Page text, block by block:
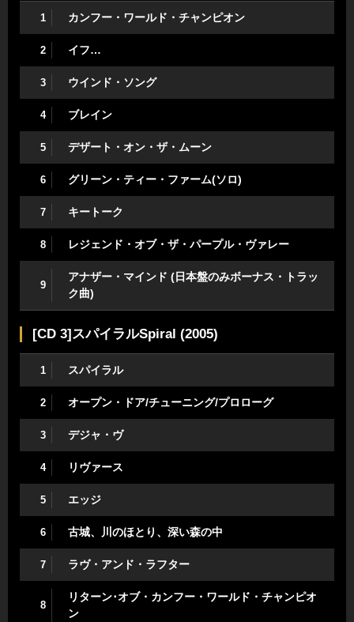
1 カンフー・ワールド・チャンピオン
2 イフ…
3 ウインド・ソング
4 ブレイン
5 デザート・オン・ザ・ムーン
6 グリーン・ティー・ファーム(ソロ)
7 キートーク
8 レジェンド・オブ・ザ・パープル・ヴァレー
9
アナザー・マインド (日本盤のみボーナス・トラッ
ク曲)
[CD 3]スパイラルSpiral (2005)
1 スパイラル
2 オープン・ドア/チューニング/プロローグ
3 デジャ・ヴ
4 リヴァース
5 エッジ
6 古城、川のほとり、深い森の中
7 ラヴ・アンド・ラフター
8
リターン･オブ・カンフー・ワールド・チャンピオ
ン